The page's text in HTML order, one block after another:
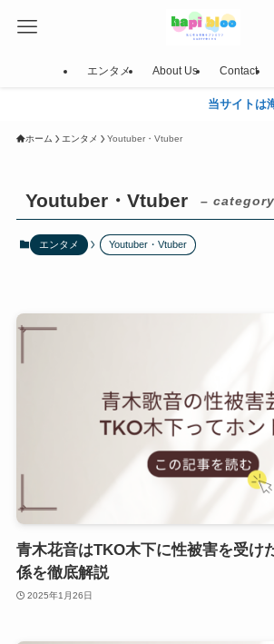
エンタメ About Us Contact
当サイトは海外在住
ホーム エンタメ Youtuber・Vtuber
Youtuber・Vtuber –
エンタメ Youtuber・Vtuber
青木花音はTKO木下に性被害を受け
係を徹底解説
2025年1月26日